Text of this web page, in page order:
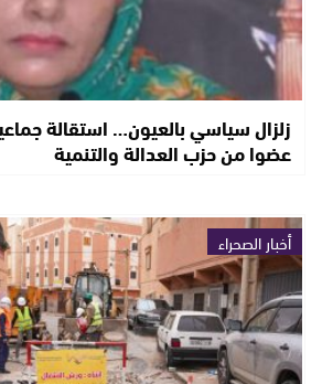
عضوا من حزب العدالة والتنمية
أخبار الصحراء